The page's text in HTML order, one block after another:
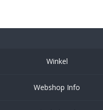
Winkel
Webshop Info